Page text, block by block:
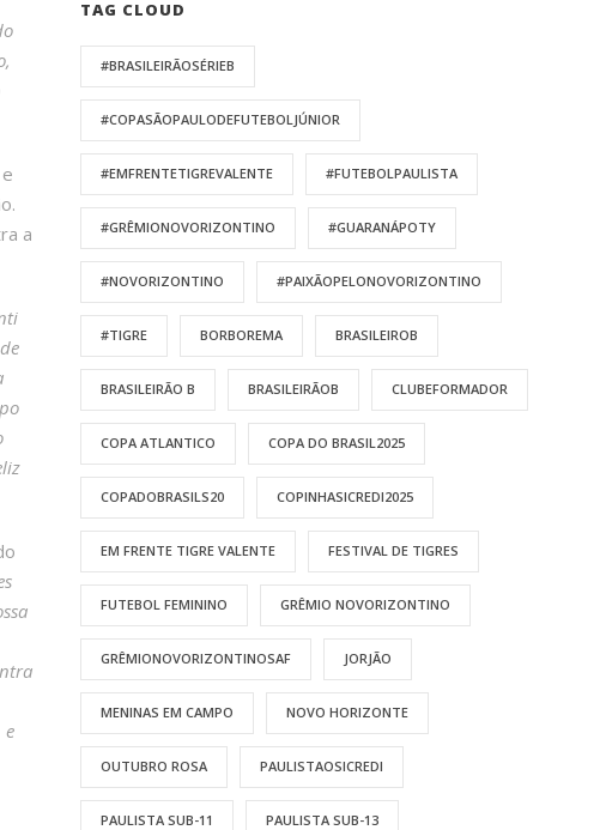
a
e
TAG CLOUD
#BRASILEIRÃOSÉRIEB
#COPASÃOPAULODEFUTEBOLJÚNIOR
#EMFRENTETIGREVALENTE #FUTEBOLPAULISTA
#GRÊMIONOVORIZONTINO #GUARANÁPOTY
#NOVORIZONTINO #PAIXÃOPELONOVORIZONTINO
#TIGRE BORBOREMA BRASILEIROB
BRASILEIRÃO B BRASILEIRÃOB CLUBEFORMADOR
COPA ATLANTICO COPA DO BRASIL2025
COPADOBRASILS20 COPINHASICREDI2025
EM FRENTE TIGRE VALENTE FESTIVAL DE TIGRES
FUTEBOL FEMININO GRÊMIO NOVORIZONTINO
GRÊMIONOVORIZONTINOSAF JORJÃO
MENINAS EM CAMPO NOVO HORIZONTE
OUTUBRO ROSA PAULISTAOSICREDI
PAULISTA SUB-11 PAULISTA SUB-13